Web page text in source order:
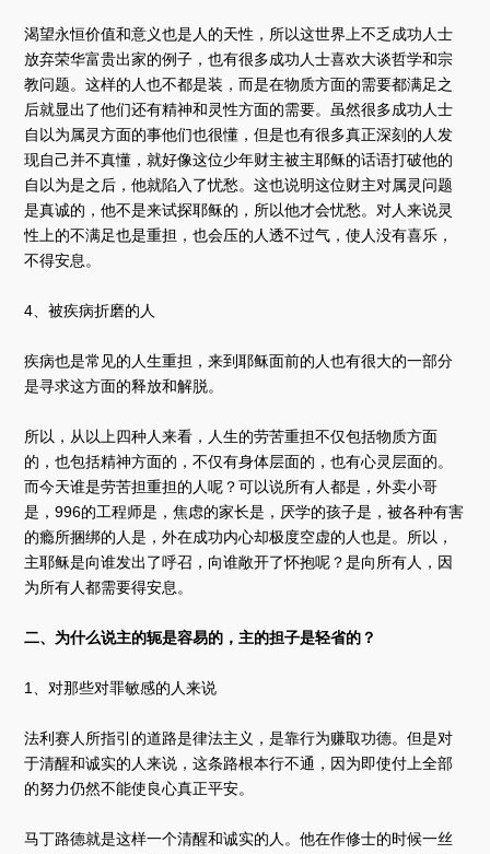
渴望永恒价值和意义也是人的天性，所以这世界上不乏成功人士
放弃荣华富贵出家的例子，也有很多成功人士喜欢大谈哲学和宗
教问题。这样的人也不都是装，而是在物质方面的需要都满足之
后就显出了他们还有精神和灵性方面的需要。虽然很多成功人士
自以为属灵方面的事他们也很懂，但是也有很多真正深刻的人发
现自己并不真懂，就好像这位少年财主被主耶稣的话语打破他的
自以为是之后，他就陷入了忧愁。这也说明这位财主对属灵问题
是真诚的，他不是来试探耶稣的，所以他才会忧愁。对人来说灵
性上的不满足也是重担，也会压的人透不过气，使人没有喜乐，
不得安息。
4、被疾病折磨的人
疾病也是常见的人生重担，来到耶稣面前的人也有很大的一部分
是寻求这方面的释放和解脱。
所以，从以上四种人来看，人生的劳苦重担不仅包括物质方面
的，也包括精神方面的，不仅有身体层面的，也有心灵层面的。
而今天谁是劳苦担重担的人呢？可以说所有人都是，外卖小哥
是，996的工程师是，焦虑的家长是，厌学的孩子是，被各种有害
的瘾所捆绑的人是，外在成功内心却极度空虚的人也是。所以，
主耶稣是向谁发出了呼召，向谁敞开了怀抱呢？是向所有人，因
为所有人都需要得安息。
二、为什么说主的轭是容易的，主的担子是轻省的？
1、对那些对罪敏感的人来说
法利赛人所指引的道路是律法主义，是靠行为赚取功德。但是对
于清醒和诚实的人来说，这条路根本行不通，因为即使付上全部
的努力仍然不能使良心真正平安。
马丁路德就是这样一个清醒和诚实的人。他在作修士的时候一丝